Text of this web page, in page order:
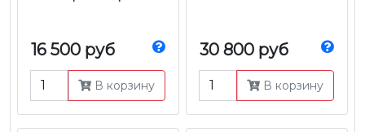
16 500 руб
В корзину
30 800 руб
В корзину